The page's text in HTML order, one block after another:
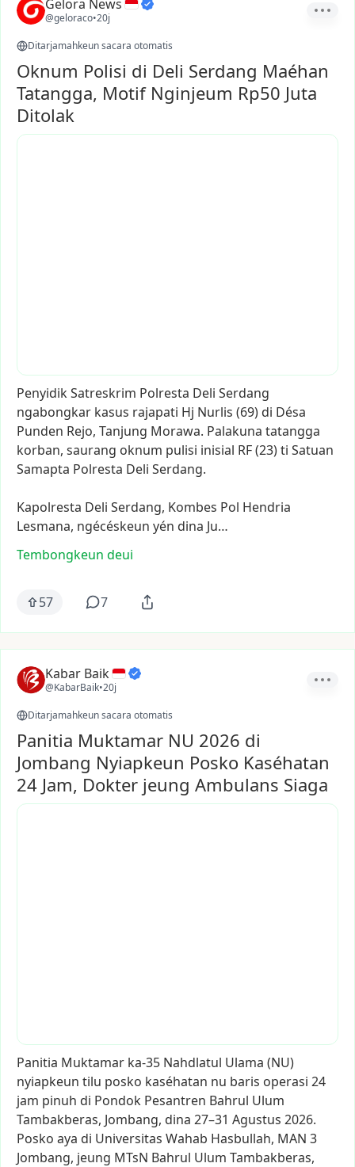
Gelora News
@geloraco•20j
Ditarjamahkeun sacara otomatis
Oknum Polisi di Deli Serdang Maéhan
Tatangga, Motif Nginjeum Rp50 Juta
Ditolak
PenyidikSatreskrim Polresta Deli Serdang
ngabongkar kasus rajapati Hj Nurlis (69) di Désa
Punden Rejo, Tanjung Morawa. Palakuna tatangga
korban, saurang oknum pulisi inisial RF(23)ti Satuan
Samapta Polresta Deli Serdang.
Kapolresta Deli Serdang, Kombes Pol Hendria
Lesmana, ngécéskeun yén dina Ju…
Tembongkeun deui
57 7
Kabar Baik
@KabarBaik•20j
Ditarjamahkeun sacara otomatis
Panitia Muktamar NU 2026 di
Jombang Nyiapkeun Posko Kaséhatan
24 Jam, Dokter jeung Ambulans Siaga
Panitia Muktamar ka-35 Nahdlatul Ulama (NU)
nyiapkeun tilu posko kaséhatan nu baris operasi 24
jam pinuh di Pondok Pesantren Bahrul Ulum
Tambakberas, Jombang, dina 27–31 Agustus 2026.
Posko aya di Universitas Wahab Hasbullah, MAN 3
Jombang, jeung MTsN Bahrul Ulum Tambakberas,